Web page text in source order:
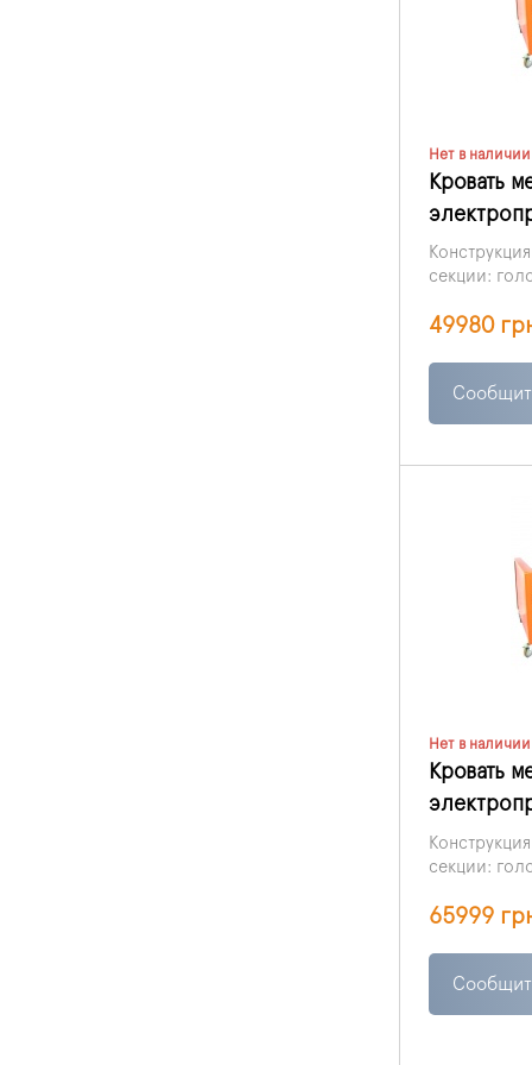
Нет в наличии
Кровать
секции:
части
49980
Нет в наличии
Кровать
секции:
части
65999